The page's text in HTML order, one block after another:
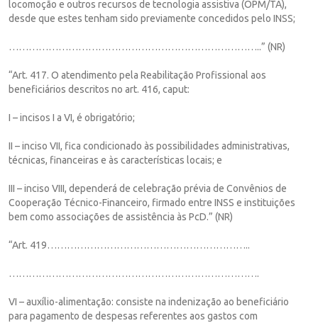
locomoção e outros recursos de tecnologia assistiva (OPM/TA),
desde que estes tenham sido previamente concedidos pelo INSS;
…………………………………………………………………..” (NR)
“Art. 417. O atendimento pela Reabilitação Profissional aos
beneficiários descritos no art. 416, caput:
I – incisos I a VI, é obrigatório;
II – inciso VII, fica condicionado às possibilidades administrativas,
técnicas, financeiras e às características locais; e
III – inciso VIII, dependerá de celebração prévia de Convênios de
Cooperação Técnico-Financeiro, firmado entre INSS e instituições
bem como associações de assistência às PcD.” (NR)
“Art. 419……………………………………………………..
………………………………………………………………….
VI – auxílio-alimentação: consiste na indenização ao beneficiário
para pagamento de despesas referentes aos gastos com